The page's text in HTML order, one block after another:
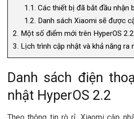
1.1. Các thiết bị đã bắt đầu nhận
1.2. Danh sách Xiaomi sẽ được
2. Một số điểm mới trên HyperOS 2.2
3. Lịch trình cập nhật và khả năng ra
Danh sách điện
nhật HyperOS 2.2